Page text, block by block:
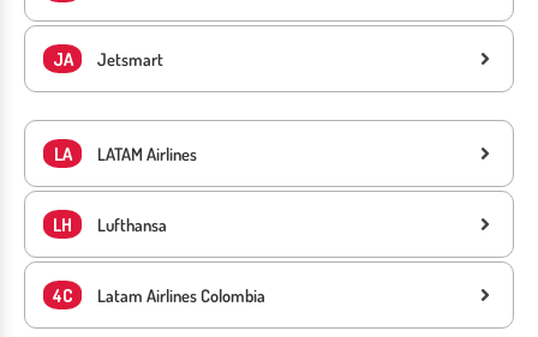
JA Jetsmart
LA LATAM Airlines
LH Lufthansa
4C Latam Airlines Colombia